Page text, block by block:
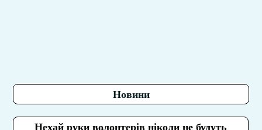
Новини
Нехай руки волонтерів ніколи не будуть